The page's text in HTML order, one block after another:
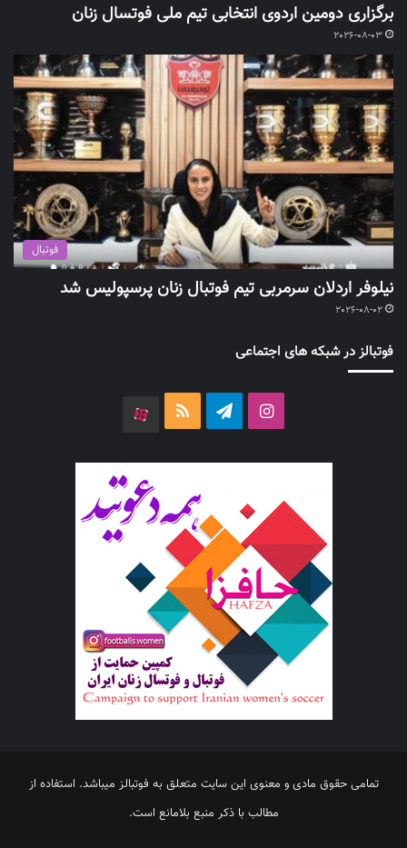
برگزاری دومین اردوی انتخابی تیم ملی فوتسال زنان
2026-08-03
فوتبال
نیلوفر اردلان سرمربی تیم فوتبال زنان پرسپولیس شد
2026-08-02
فوتبالز در شبکه های اجتماعی
اینستاگرامتلگرام خوراک
تمامی حقوق مادی و معنوی این سایت متعلق به فوتبالز میباشد. استفاده از
مطالب با ذکر منبع بلامانع است.